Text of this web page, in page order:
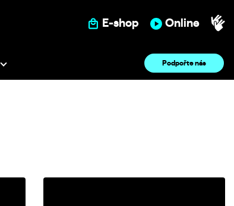
E-shop Online
Podpořte nás